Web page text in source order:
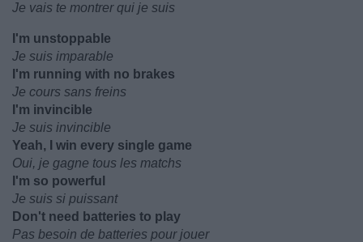
Je vais te montrer qui je suis
I'm unstoppable
Je suis imparable
I'm running with no brakes
Je cours sans freins
I'm invincible
Je suis invincible
Yeah, I win every single game
Oui, je gagne tous les matchs
I'm so powerful
Je suis si puissant
Don't need batteries to play
Pas besoin de batteries pour jouer